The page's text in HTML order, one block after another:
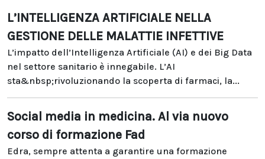
L’INTELLIGENZA ARTIFICIALE NELLA
GESTIONE DELLE MALATTIE INFETTIVE
L’impatto dell’Intelligenza Artificiale (AI) e dei Big Data
nel settore sanitario è innegabile. L’AI
sta&nbsp;rivoluzionando la scoperta di farmaci, la...
Social media in medicina. Al via nuovo
corso di formazione Fad
Edra, sempre attenta a garantire una formazione